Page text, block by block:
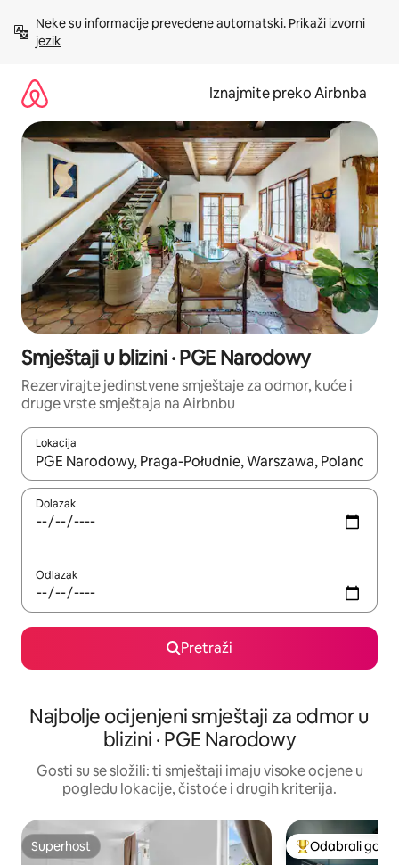
sadržaj
Neke su informacije prevedene automatski. Prikaži izvorni
jezik
Iznajmite preko Airbnba
Smještaji u blizini · PGE Narodowy
Rezervirajte jedinstvene smještaje za odmor, kuće i
druge vrste smještaja na Airbnbu
Lokacija
Kada budu dostupni rezultati, moći ćete ih pregledati
Dolazak
Odlazak
Pretraži
Najbolje ocijenjeni smještaji za odmor u
blizini · PGE Narodowy
Gosti su se složili: ti smještaji imaju visoke ocjene u
pogledu lokacije, čistoće i drugih kriterija.
Superhost
Superhost Među najviše
Odabrali gosti